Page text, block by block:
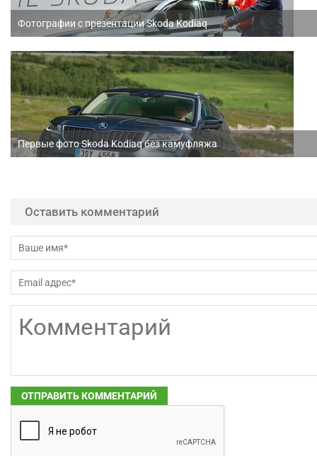
Фотографии с презентации Skoda Kodiaq
Первые фото Skoda Kodiaq без камуфляжа
Оставить комментарий